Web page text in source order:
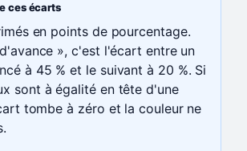
ces écarts
en points de pourcentage.
», c'est l'écart entre un
à 45 % et le suivant à 20 %. Si
sont à égalité en tête d'une
tombe à zéro et la couleur ne